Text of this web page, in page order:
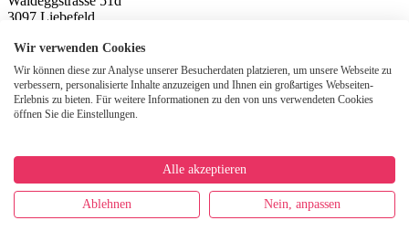
3097 Liebefeld
Tel:+41 31 340 05 00
ZSR O388902
Handelsregisternummer
Datenschutz virtuelle Arztpraxis
Für Patient:innenFür Partner:innen
© Medi24 AG 2026. Alle Rechte vorbehalten.
Wir verwenden Cookies
Wir können diese zur Analyse unserer Besucherdaten platzieren, um unsere Webseite zu
verbessern, personalisierte Inhalte anzuzeigen und Ihnen ein großartiges Webseiten-
Erlebnis zu bieten. Für weitere Informationen zu den von uns verwendeten Cookies
öffnen Sie die Einstellungen.
Alle akzeptieren
Ablehnen Nein, anpassen